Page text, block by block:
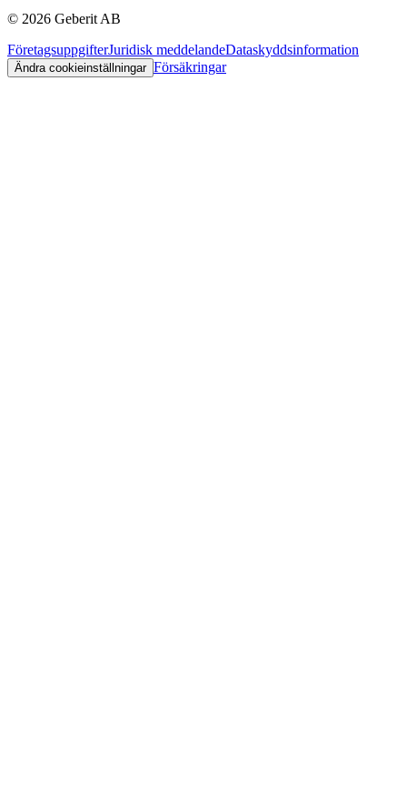
© 2026 Geberit AB
FöretagsuppgifterJuridisk meddelandeDataskyddsinformation
Ändra cookieinställningar Försäkringar